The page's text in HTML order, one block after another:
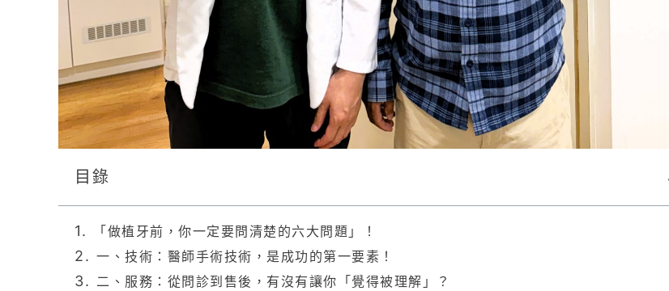
目錄
「做植牙前，你一定要問清楚的六大問題」！
一、技術：醫師手術技術，是成功的第一要素！
二、服務：從問診到售後，有沒有讓你「覺得被理解」？